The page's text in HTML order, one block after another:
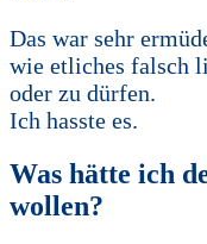
Das war sehr
wie etliches falsch
oder zu dürfen.
Ich hasste es.
Was hätte ich
wollen?